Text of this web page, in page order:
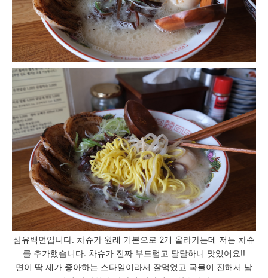
삼유백면입니다. 차슈가 원래 기본으로 2개 올라가는데 저는 차슈
를 추가했습니다. 차슈가 진짜 부드럽고 달달하니 맛있어요!!
면이 딱 제가 좋아하는 스타일이라서 잘먹었고 국물이 진해서 남